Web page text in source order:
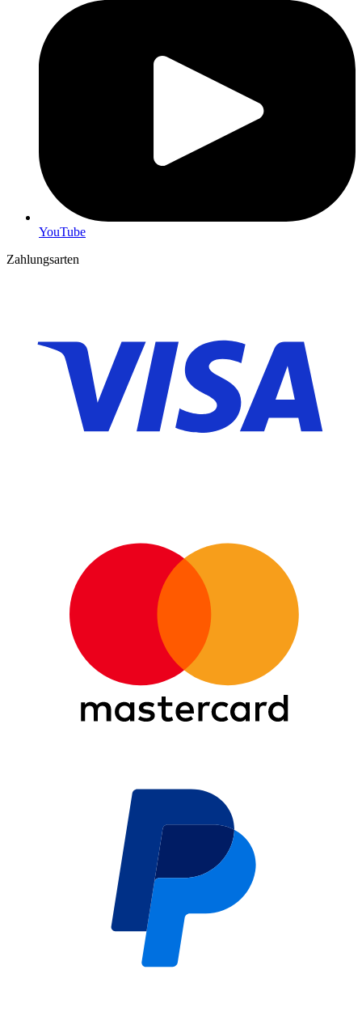
YouTube
Zahlungsarten